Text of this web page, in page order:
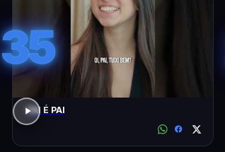
35
PAI É PAI